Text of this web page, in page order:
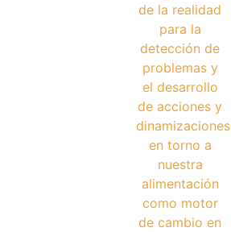
de la realidad
para la
detección de
problemas y
el desarrollo
de acciones y
dinamizaciones
en torno a
nuestra
alimentación
como motor
de cambio en